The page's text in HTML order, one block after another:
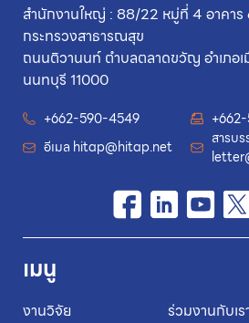
สำนักงานใหญ่ : 88/22 หมู่ที่ 4 อาคาร
กระทรวงสาธารณสุข
ถนนติวานนท์ ตำบลตลาดขวัญ อำเภอ
นนทบุรี 11000
+662-590-4549
อีเมล hitap@hitap.net
สารบ
เมนู
งานวิจัย
ร่วมงานกับเร